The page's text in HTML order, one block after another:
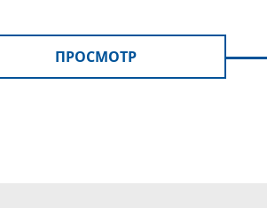
ПРОСМОТР